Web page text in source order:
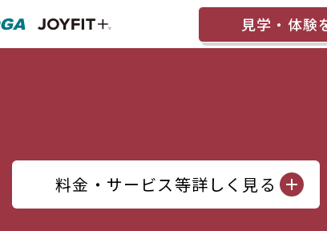
見学・体験
料金・サービス等詳しく見る